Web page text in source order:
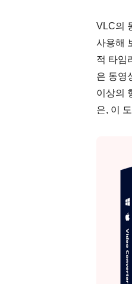
VLC의
사용해
적 타임
은 동영
이상의
은, 이